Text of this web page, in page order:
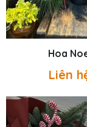
Hoa
Liên